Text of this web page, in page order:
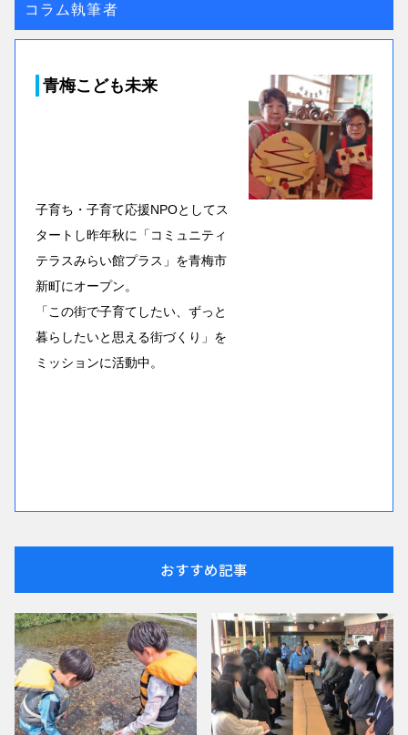
コラム執筆者
青梅こども未来
子育ち・子育て応援NPOとしてス
タートし昨年秋に「コミュニティ
テラスみらい館プラス」を青梅市
新町にオープン。
「この街で子育てしたい、ずっと
暮らしたいと思える街づくり」を
ミッションに活動中。
おすすめ記事